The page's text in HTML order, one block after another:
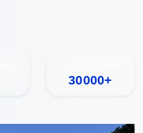
30000+